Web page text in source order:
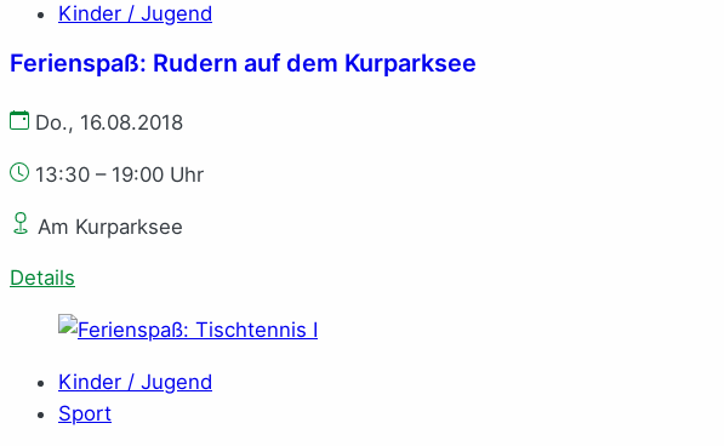
Kinder / Jugend
Ferienspaß: Rudern auf dem Kurparksee
Do., 16.08.2018
13:30 – 19:00 Uhr
Am Kurparksee
Details
Kinder / Jugend
Sport